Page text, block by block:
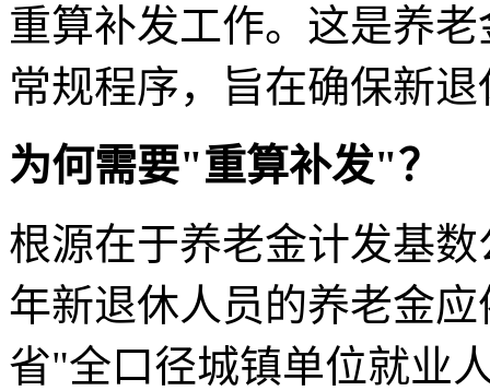
重算补发工作。这是养
常规程序，旨在确保新
为何需要"重算补发"？
根源在于养老金计发基
年新退休人员的养老金
省"全口径城镇单位就业